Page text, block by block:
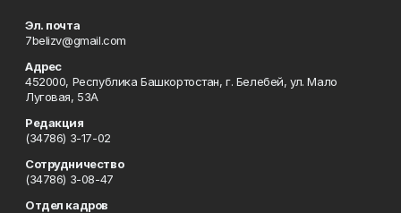
Эл. почта
7belizv@gmail.com
Адрес
452000, Республика Башкортостан, г. Белебей, ул. Мало
Луговая, 53А
Редакция
(34786) 3-17-02
Сотрудничество
(34786) 3-08-47
Отдел кадров